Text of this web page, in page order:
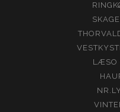
LÆSO